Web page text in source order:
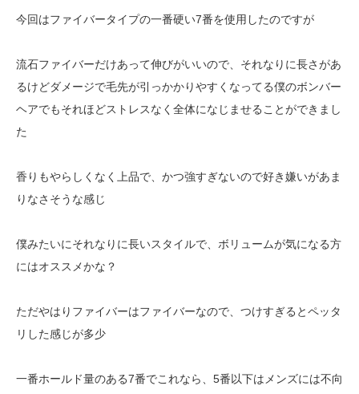
今回はファイバータイプの一番硬い7番を使用したのですが
流石ファイバーだけあって伸びがいいので、それなりに長さがあ
るけどダメージで毛先が引っかかりやすくなってる僕のボンバー
ヘアでもそれほどストレスなく全体になじませることができまし
た
香りもやらしくなく上品で、かつ強すぎないので好き嫌いがあま
りなさそうな感じ
僕みたいにそれなりに長いスタイルで、ボリュームが気になる方
にはオススメかな？
ただやはりファイバーはファイバーなので、つけすぎるとペッタ
リした感じが多少
一番ホールド量のある7番でこれなら、5番以下はメンズには不向